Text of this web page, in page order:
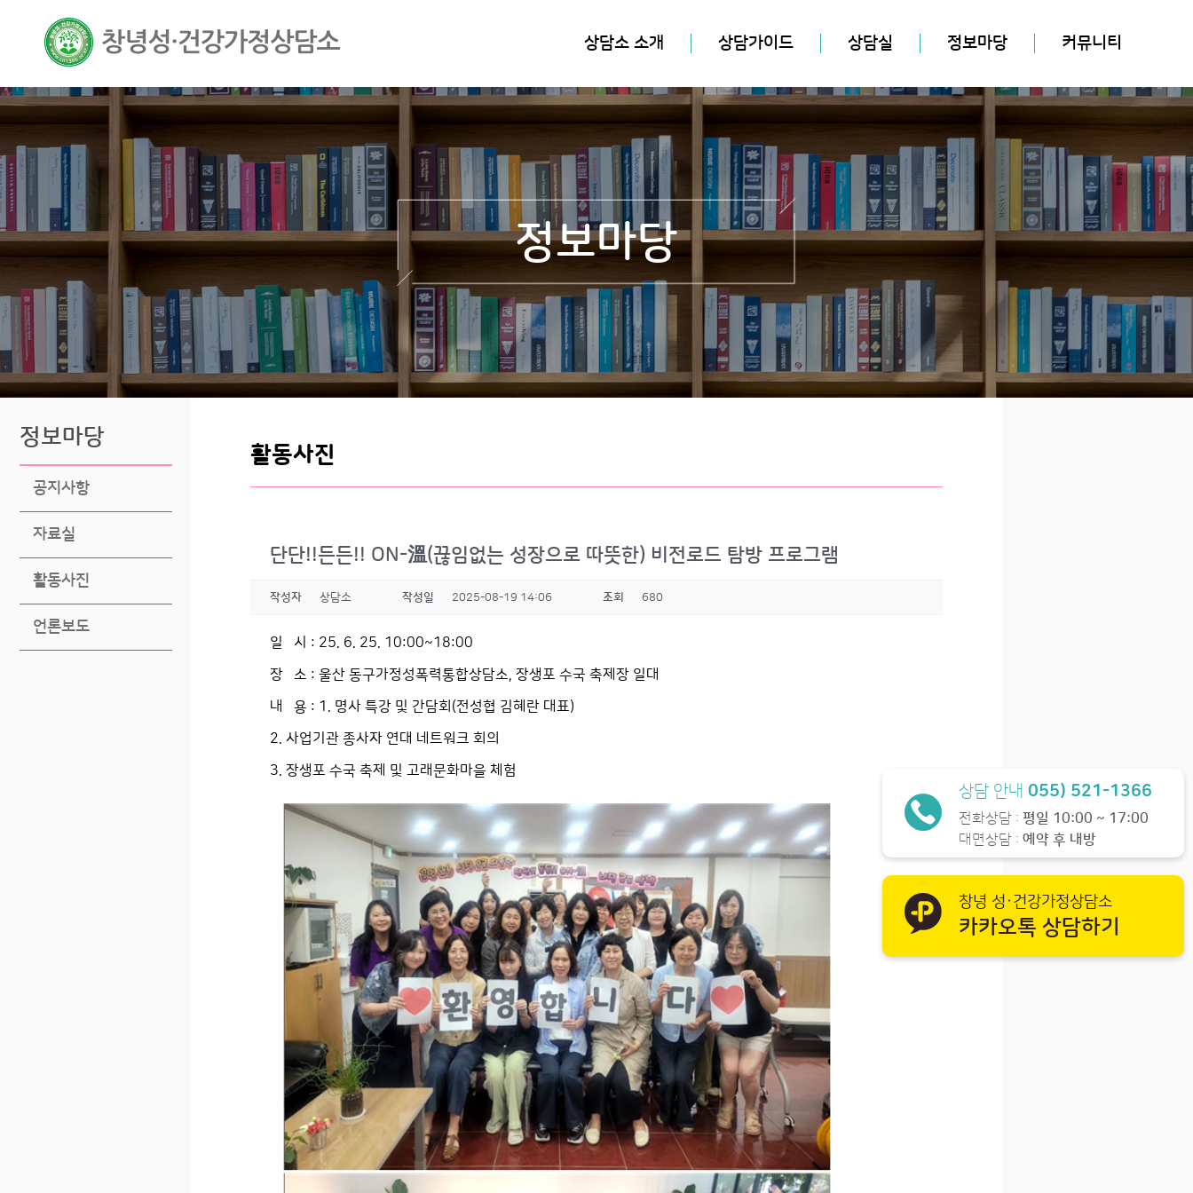
상담소 소개 상담가이드 상담실 정보마당 커뮤니티
상담 안내 055) 521-1366
전화상담 : 평일 10:00 ~ 17:00
대면상담 : 예약 후 내방
창녕 성·건강가정상담소
카카오톡 상담하기
정보마당
정보마당
공지사항
자료실
활동사진
언론보도
활동사진
단단!!든든!! ON-溫(끊임없는 성장으로 따뜻한) 비전로드 탐방 프로그램
작성자 상담소 작성일 2025-08-19 14:06 조회 680
일 시 : 25. 6. 25. 10:00~18:00
장 소 : 울산 동구가정성폭력통합상담소, 장생포 수국 축제장 일대
내 용 : 1. 명사 특강 및 간담회(전성협 김혜란 대표)
2. 사업기관 종사자 연대 네트워크 회의
3. 장생포 수국 축제 및 고래문화마을 체험